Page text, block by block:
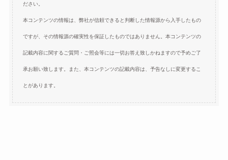
ださい。
本コンテンツの情報は、弊社が信頼できると判断した情報源から入手したもの
ですが、その情報源の確実性を保証したものではありません。本コンテンツの
記載内容に関するご質問・ご照会等には一切お答え致しかねますので予めご了
承お願い致します。また、本コンテンツの記載内容は、予告なしに変更するこ
とがあります。